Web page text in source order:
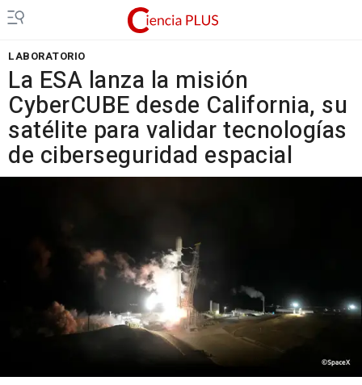
LABORATORIO
La ESA lanza la misión
CyberCUBE desde California, su
satélite para validar tecnologías
de ciberseguridad espacial